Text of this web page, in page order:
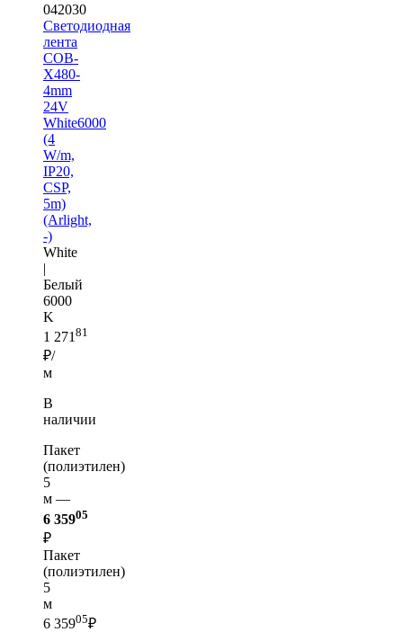
042030
Светодиодная
лента
COB-
X480-
4mm
24V
White6000
(4
W/m,
IP20,
CSP,
5m)
(Arlight,
-)
White
|
Белый
6000
K
1 271 81
₽/
м
В
наличии
Пакет
(полиэтилен)
5
м —
6 35905
₽
Пакет
(полиэтилен)
5
м
6 35905₽